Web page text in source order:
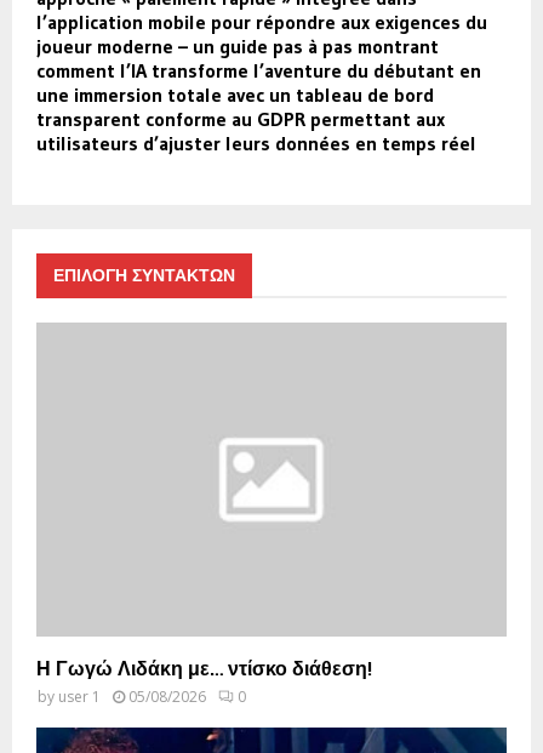
l’application mobile pour répondre aux exigences du
joueur moderne – un guide pas à pas montrant
comment l’IA transforme l’aventure du débutant en
une immersion totale avec un tableau de bord
transparent conforme au GDPR permettant aux
utilisateurs d’ajuster leurs données en temps réel
ΕΠΙΛΟΓΗ ΣΥΝΤΑΚΤΩΝ
Η Γωγώ Λιδάκη με… ντίσκο διάθεση!
by user 1 05/08/2026 0